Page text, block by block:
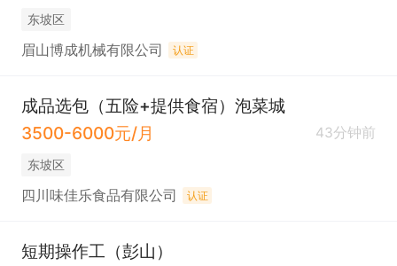
东坡区
眉山博成机械有限公司 认证
成品选包（五险+提供食宿）泡菜城
3500-6000元/月
43分钟前
东坡区
四川味佳乐食品有限公司 认证
短期操作工（彭山）